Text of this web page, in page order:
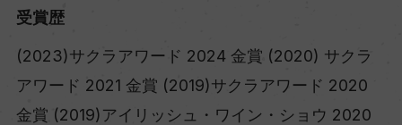
受賞歴
(2023)サクラアワード 2024 金賞 (2020) サクラ
アワード 2021 金賞 (2019)サクラアワード 2020
金賞 (2019)アイリッシュ・ワイン・ショウ 2020